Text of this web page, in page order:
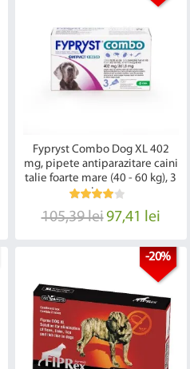
Fypryst Combo Dog XL 402
mg, pipete antiparazitare caini
talie foarte mare (40 - 60 kg), 3
buc
105,39 lei97,41 lei
-20%